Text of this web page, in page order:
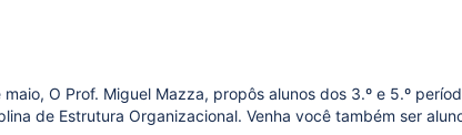
O Prof. Miguel Mazza, propôs alunos dos 3.º e 5.º
de Estrutura Organizacional. Venha você também ser aluno